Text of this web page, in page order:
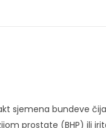
sjemena bundeve
prostate (BHP) ili